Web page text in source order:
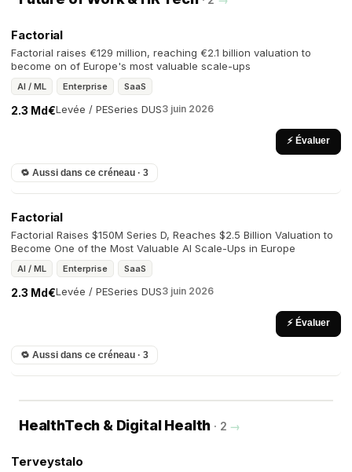
Factorial
Factorial raises €129 million, reaching €2.1 billion valuation to
become on of Europe's most valuable scale-ups
AI / ML Enterprise SaaS
Levée / PE
2.3 Md€ Series DUS3 juin 2026
⚡ Évaluer
🔁 Aussi dans ce créneau · 3
Factorial
Factorial Raises $150M Series D, Reaches $2.5 Billion Valuation to
Become One of the Most Valuable AI Scale-Ups in Europe
AI / ML Enterprise SaaS
Levée / PE
2.3 Md€ Series DUS3 juin 2026
⚡ Évaluer
🔁 Aussi dans ce créneau · 3
HealthTech & Digital Health · 2 →
Terveystalo